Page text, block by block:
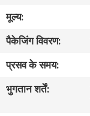
गुणवत्ता
नियंत्रण
मूल्य:
पैकेजिंग विवरण:
प्रसव के समय:
भुगतान शर्तें: